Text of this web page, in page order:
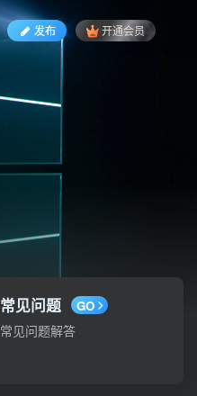
发布 开通会员
常见问题 GO
常见问题解答